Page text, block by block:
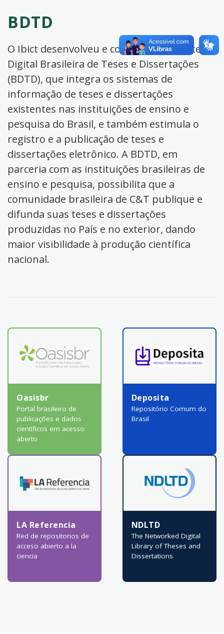
BDTD
O Ibict desenvolveu e coordena a Biblioteca
Digital Brasileira de Teses e Dissertações
(BDTD), que integra os sistemas de
informação de teses e dissertações
existentes nas instituições de ensino e
pesquisa do Brasil, e também estimula o
registro e a publicação de teses e
dissertações eletrônico. A BDTD, em
parceria com as instituições brasileiras de
ensino e pesquisa, possibilita que a
comunidade brasileira de C&T publique e
difunda suas teses e dissertações
produzidas no País e no exterior, dando
maior visibilidade à produção científica
nacional.
Oasisbr
Portal brasileiro de
publicações e dados
científicos em acesso
aberto
Deposita
Repositório Comum do
Brasil
LA Referencia
Red de repositorios de
acceso abierto a la
ciencia
NDLTD
The Networked Digital
Library of Theses and
Dissertations